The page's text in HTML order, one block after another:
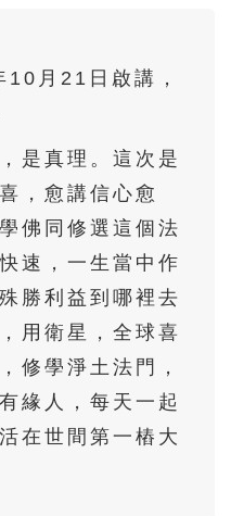
49 50
59 60
70
74 75
79 80
84 85
89 90
月21日啟講，
是真理。這次是
，愈講信心愈
佛同修選這個法
速，一生當中作
勝利益到哪裡去
用衛星，全球喜
修學淨土法門，
緣人，每天一起
在世間第一樁大